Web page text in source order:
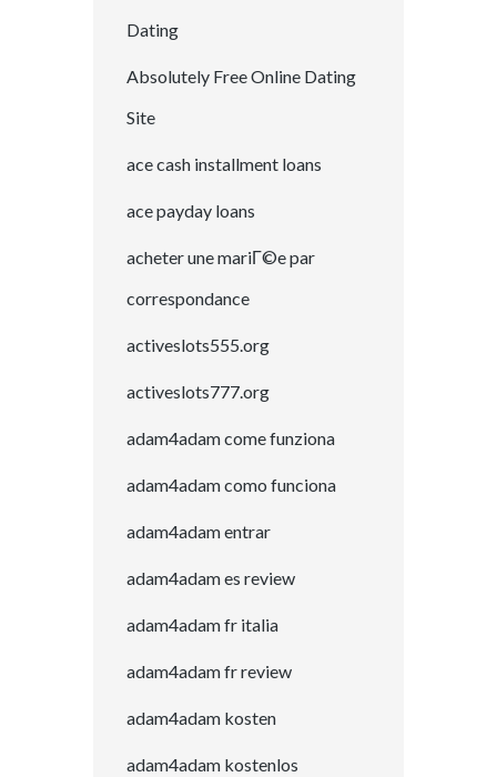
Dating
Absolutely Free Online Dating
Site
ace cash installment loans
ace payday loans
acheter une mariГ©e par
correspondance
activeslots555.org
activeslots777.org
adam4adam come funziona
adam4adam como funciona
adam4adam entrar
adam4adam es review
adam4adam fr italia
adam4adam fr review
adam4adam kosten
adam4adam kostenlos